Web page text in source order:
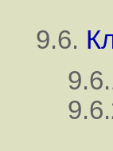
9.6.